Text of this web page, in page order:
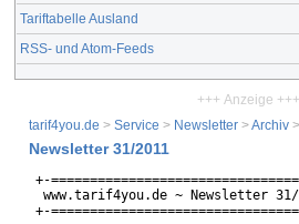
Tariftabelle Ausland
RSS- und Atom-Feeds
+++ Anzeige +++
tarif4you.de > Service > Newsletter >Archiv
Newsletter 31/2011
+-
www.tarif4you.de ~ Newsletter
+-